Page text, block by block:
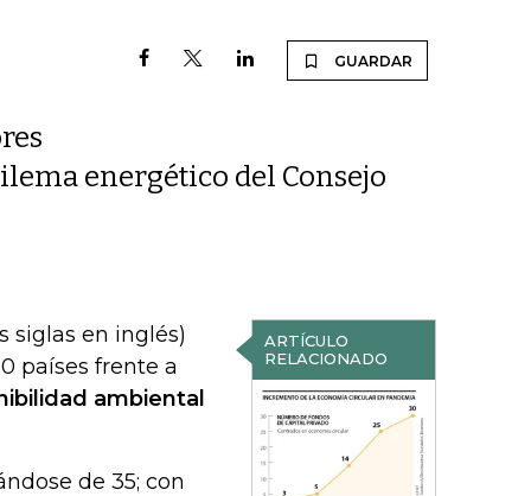
GUARDAR
energético del Consejo
ARTÍCULO
RELACIONADO
siglas en inglés)
países frente a
ambiental
de 35; con